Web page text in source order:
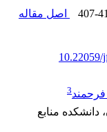
407-
اصل مقاله
10.22059/
3
دانشکده منابع